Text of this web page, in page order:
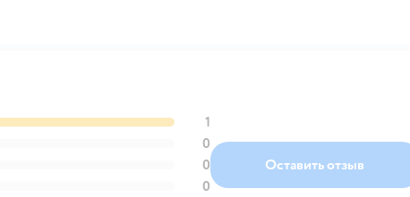
1
0
0
0
Оставить отзыв